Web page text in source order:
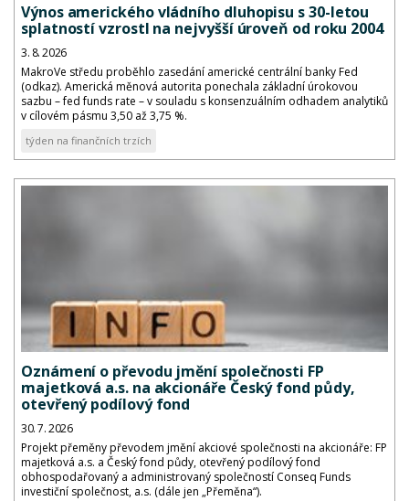
Výnos amerického vládního dluhopisu s 30-letou
splatností vzrostl na nejvyšší úroveň od roku 2004
3. 8. 2026
MakroVe středu proběhlo zasedání americké centrální banky Fed
(odkaz). Americká měnová autorita ponechala základní úrokovou
sazbu – fed funds rate – v souladu s konsenzuálním odhadem analytiků
v cílovém pásmu 3,50 až 3,75 %.
týden na finančních trzích
Oznámení o převodu jmění společnosti FP
majetková a.s. na akcionáře Český fond půdy,
otevřený podílový fond
30. 7. 2026
Projekt přeměny převodem jmění akciové společnosti na akcionáře: FP
majetková a.s. a Český fond půdy, otevřený podílový fond
obhospodařovaný a administrovaný společností Conseq Funds
investiční společnost, a.s. (dále jen „Přeměna“).